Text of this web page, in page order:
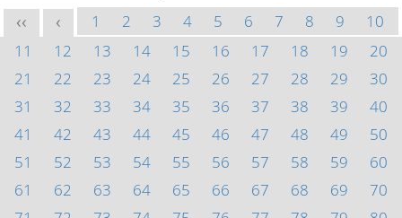
<< < 1 2 3 4 5 6 7 8 9
10
11
12 13 14 15 16 17 18 19
20
21
22 23 24 25 26 27 28 29
30
31
32 33 34 35 36 37 38 39
40
41
42 43 44 45 46 47 48 49
50
51
52 53 54 55 56 57 58 59
60
61
62 63 64 65 66 67 68 69
70